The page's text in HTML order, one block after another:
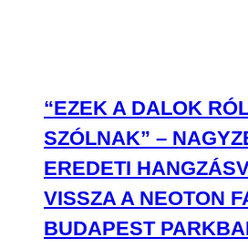
“EZEK A DALOK
SZÓLNAK” –
EREDETI
VISSZA A NEOTON
BUDAPEST